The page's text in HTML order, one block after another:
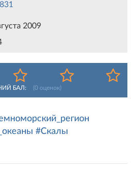
2009
БАЛ: (0оценок)
#Скалы